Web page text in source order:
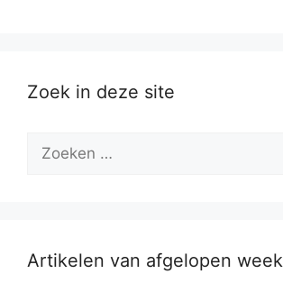
Zoek in deze site
naar:
Artikelen van afgelopen week